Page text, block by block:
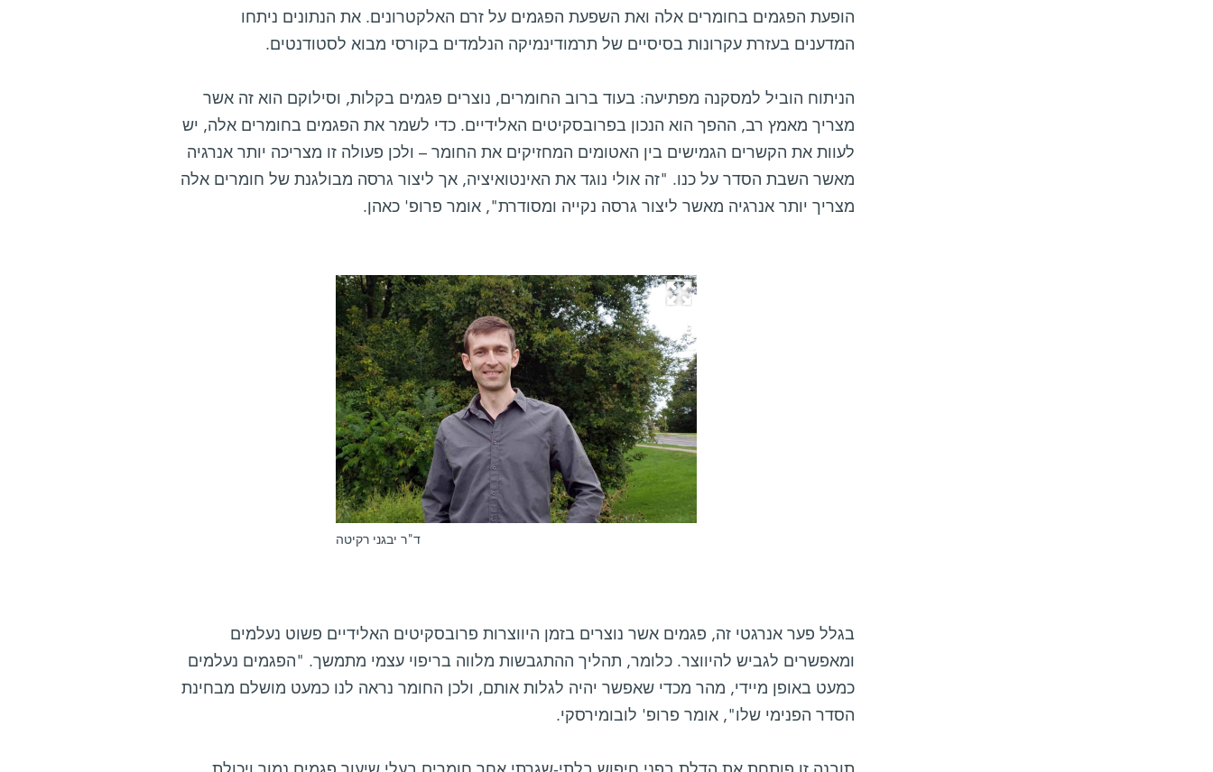
הופעת הפגמים בחומרים אלה ואת השפעת הפגמים על זרם האלקטרונים. את הנתונים ניתחו
המדענים בעזרת עקרונות בסיסיים של תרמודינמיקה הנלמדים בקורסי מבוא לסטודנטים.
הניתוח הוביל למסקנה מפתיעה: בעוד ברוב החומרים, נוצרים פגמים בקלות, וסילוקם הוא זה אשר
מצריך מאמץ רב, ההפך הוא הנכון בפרובסקיטים האלידיים. כדי לשמר את הפגמים בחומרים אלה, יש
לעוות את הקשרים הגמישים בין האטומים המחזיקים את החומר – ולכן פעולה זו מצריכה יותר אנרגיה
מאשר השבת הסדר על כנו. "זה אולי נוגד את האינטואיציה, אך ליצור גרסה מבולגנת של חומרים אלה
מצריך יותר אנרגיה מאשר ליצור גרסה נקייה ומסודרת", אומר פרופ' כאהן.
ד"ר יבגני רקיטה
בגלל פער אנרגטי זה, פגמים אשר נוצרים בזמן היווצרות פרובסקיטים האלידיים פשוט נעלמים
ומאפשרים לגביש להיווצר. כלומר, תהליך ההתגבשות מלווה בריפוי עצמי מתמשך. "הפגמים נעלמים
כמעט באופן מיידי, מהר מכדי שאפשר יהיה לגלות אותם, ולכן החומר נראה לנו כמעט מושלם מבחינת
הסדר הפנימי שלו", אומר פרופ' לובומירסקי.